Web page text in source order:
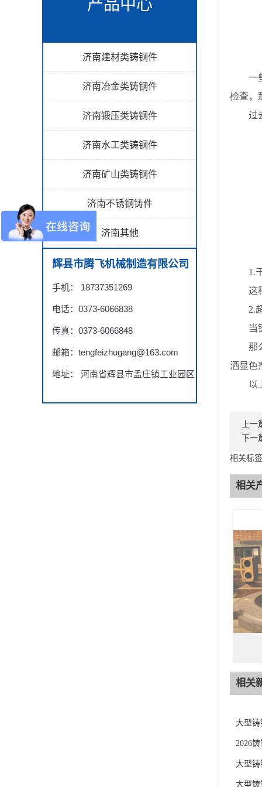
产品中心
济南建材类铸钢件
济南冶金类铸钢件
济南锻压类铸钢件
济南水工类铸钢件
济南矿山类铸钢件
济南不锈钢铸件
济南其他
辉县市腾飞机械制造有限公司
手机： 18737351269
电话：0373-6066838
传真：0373-6066848
邮箱：tengfeizhugang@163.com
地址： 河南省辉县市孟庄镇工业园区
一些
检查，
过去
1.干
这种
2.超
当铸
那么
洒显色
以上
上一
下一
相关标
相关
相关
大型
2026
大型
大型